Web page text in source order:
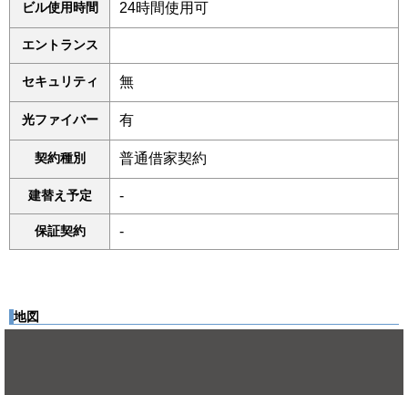
ビル使用時間 24時間使用可
エントランス
セキュリティ 無
光ファイバー 有
契約種別 普通借家契約
建替え予定 -
保証契約 -
地図